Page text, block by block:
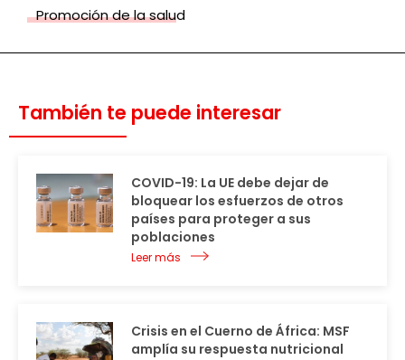
Promoción de la salud
También te puede interesar
COVID-19: La UE debe dejar de
bloquear los esfuerzos de otros
países para proteger a sus
poblaciones
Leer más
Crisis en el Cuerno de África: MSF
amplía su respuesta nutricional